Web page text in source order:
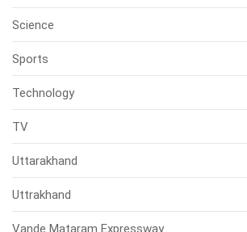
Science
Sports
Technology
TV
Uttarakhand
Uttrakhand
Vande Mataram Expressway